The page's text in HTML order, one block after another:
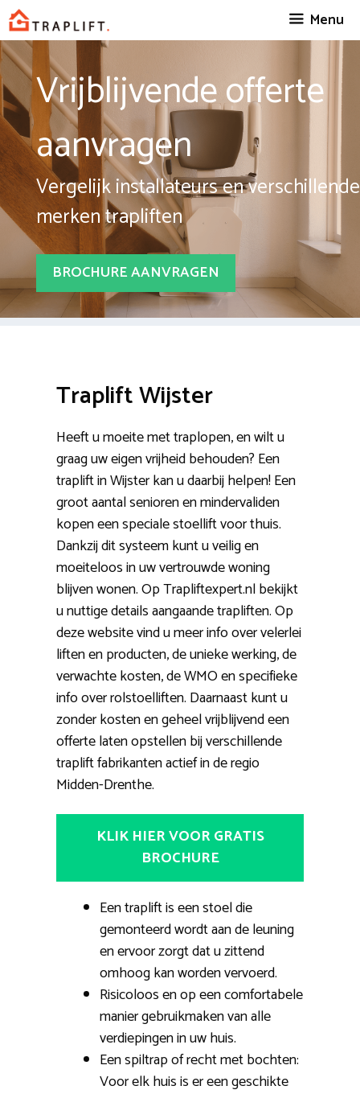
Spring
naar
inhoud
Menu
Vrijblijvende offerte
aanvragen
Vergelijk installateurs en verschillende
merken trapliften
BROCHURE AANVRAGEN
Traplift Wijster
Heeft u moeite met traplopen, en wilt u
graag uw eigen vrijheid behouden? Een
traplift in Wijster kan u daarbij helpen! Een
groot aantal senioren en mindervaliden
kopen een speciale stoellift voor thuis.
Dankzij dit systeem kunt u veilig en
moeiteloos in uw vertrouwde woning
blijven wonen. Op Trapliftexpert.nl bekijkt
u nuttige details aangaande trapliften. Op
deze website vind u meer info over velerlei
liften en producten, de unieke werking, de
verwachte kosten, de WMO en specifieke
info over rolstoelliften. Daarnaast kunt u
zonder kosten en geheel vrijblijvend een
offerte laten opstellen bij verschillende
traplift fabrikanten actief in de regio
Midden-Drenthe.
KLIK HIER VOOR GRATIS
BROCHURE
Een traplift is een stoel die
gemonteerd wordt aan de leuning
en ervoor zorgt dat u zittend
omhoog kan worden vervoerd.
Risicoloos en op een comfortabele
manier gebruikmaken van alle
verdiepingen in uw huis.
Een spiltrap of recht met bochten:
Voor elk huis is er een geschikte